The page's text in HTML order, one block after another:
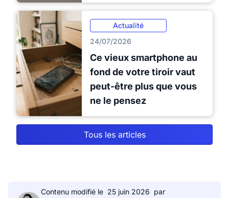
Actualité
24/07/2026
Ce vieux smartphone au
fond de votre tiroir vaut
peut-être plus que vous
ne le pensez
Tous les articles
Contenu modifié le 25 juin 2026 par